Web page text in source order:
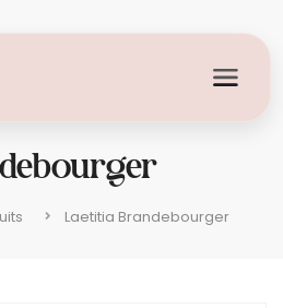
Laetitia Brandebourger